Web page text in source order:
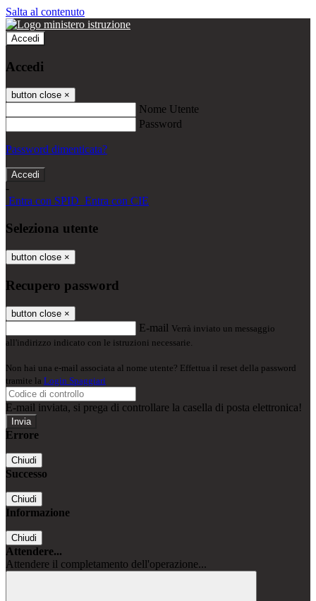
Salta al contenuto
Accedi
Accedi
button close ×
Nome Utente
Password
Password dimenticata?
-
Entra con SPID Entra con CIE
Seleziona utente
button close ×
Recupero password
button close ×
E-mail Verrà inviato un messaggio
all'indirizzo indicato con le istruzioni necessarie.
Non hai una e-mail associata al nome utente? Effettua il reset della password
tramite la Login Spaggiari
E-mail inviata, si prega di controllare la casella di posta elettronica!
Errore
Chiudi
Successo
Chiudi
Informazione
Chiudi
Attendere...
Attendere il completamento dell'operazione...